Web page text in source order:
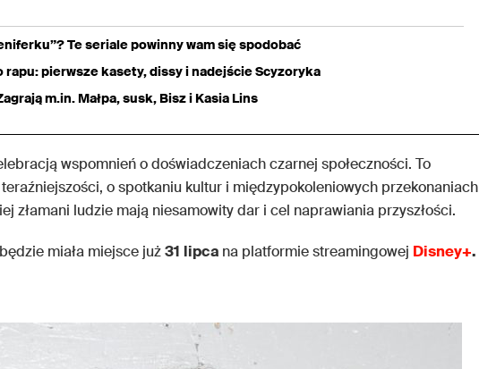
Te seriale powinny wam się spodobać
pierwsze kasety, dissy i nadejście Scyzoryka
m.in. Małpa, susk, Bisz i Kasia Lins
wspomnień o doświadczeniach czarnej społeczności. To
o spotkaniu kultur i międzypokoleniowych przekonaniach
złamani ludzie mają niesamowity dar i cel naprawiania przyszłości.
miała miejsce już31 lipca na platformie streamingowej Disney+.